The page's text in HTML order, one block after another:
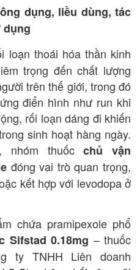
dụng, liều dùng, tác
loạn thoái hóa thần kinh
trọng đến chất lượng
trên thế giới, trong đó
điển hình như run khi
rối loạn dáng đi khiến
sinh hoạt hàng ngày.
nhóm thuốcchủ vận
đóng vai trò quan trọng,
kết hợp với levodopa ở
chứa pramipexole phổ
Sifstad 0.18mg – thuốc
ty TNHH Liên doanh